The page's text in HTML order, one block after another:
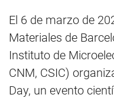
El 6 de marzo de
Materiales de
Instituto de
CNM, CSIC)
Day, un evento